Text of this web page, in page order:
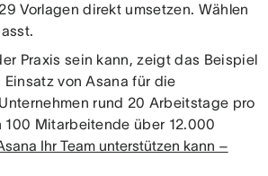
Vorlagen direkt umsetzen. Wählen
Praxis sein kann, zeigt das Beispiel
von Asana für die
rund 20 Arbeitstage pro
Mitarbeitende über 12.000
Ihr Team unterstützen kann –